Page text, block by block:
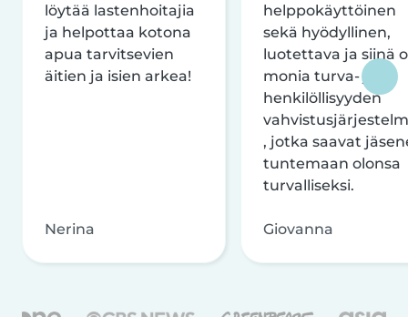
löytää lastenhoitajia
ja helpottaa kotona
apua tarvitsevien
äitien ja isien arkea!
Nerina
helppokäyttöinen
sekä hyödyllinen,
luotettava ja siinä
monia turva- ja
henkilöllisyyden
, jotka saavat
tuntemaan olonsa
turvalliseksi.
Giovanna